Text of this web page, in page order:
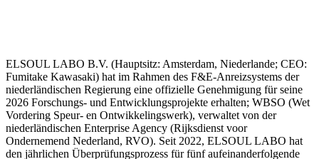
ELSOUL LABO B.V. (Hauptsitz: Amsterdam, Niederlande; CEO:
Fumitake Kawasaki) hat im Rahmen des F&E-Anreizsystems der
niederländischen Regierung eine offizielle Genehmigung für seine
2026 Forschungs- und Entwicklungsprojekte erhalten; WBSO (Wet
Vordering Speur- en Ontwikkelingswerk), verwaltet von der
niederländischen Enterprise Agency (Rijksdienst voor
Ondernemend Nederland, RVO). Seit 2022, ELSOUL LABO hat
den jährlichen Überprüfungsprozess für fünf aufeinanderfolgende